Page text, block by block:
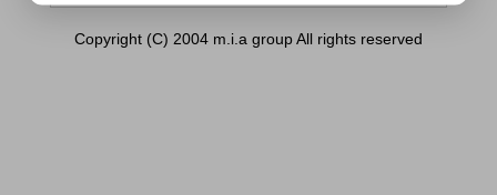
Copyright (C) 2004 m.i.a group All rights reserved